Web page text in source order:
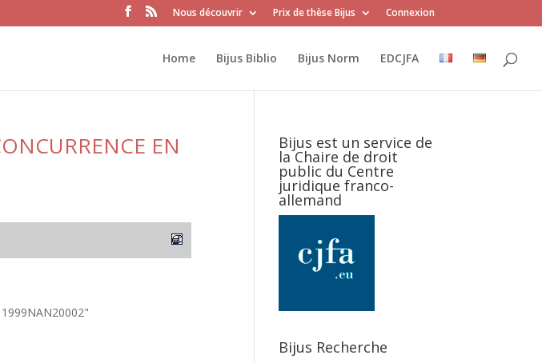
Nous découvrir Prix de thèse Bijus Connexion
Home Bijus Biblio Bijus Norm EDCJFA
EN
1999NAN20002"
Bijus est un service de
la Chaire de droit
public du Centre
juridique franco-
allemand
Bijus Recherche